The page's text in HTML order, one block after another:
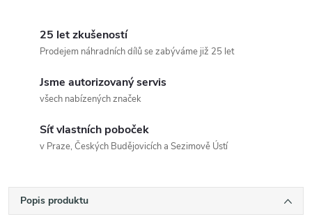
25 let zkušeností
Prodejem náhradních dílů se zabýváme již 25 let
Jsme autorizovaný servis
všech nabízených značek
Síť vlastních poboček
v Praze, Českých Budějovicích a Sezimově Ústí
Popis produktu